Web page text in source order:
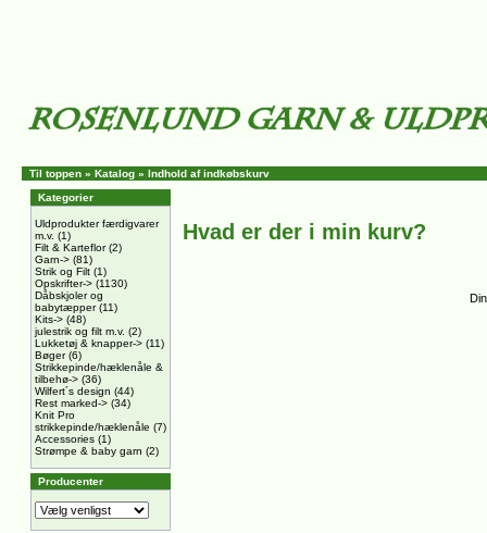
Til toppen » Katalog » Indhold af indkøbskurv
Kategorier
Uldprodukter færdigvarer
m.v. (1)
Filt & Karteflor(2)
Garn-> (81)
Strik og Filt (1)
Opskrifter-> (1130)
Dåbskjoler og
babytæpper(11)
Kits-> (48)
julestrik og filt m.v. (2)
Lukketøj & knapper-> (11)
Bøger(6)
Strikkepinde/hæklenåle &
tilbehø-> (36)
Wilfert´s design (44)
Rest marked-> (34)
Knit Pro
strikkepinde/hæklenåle (7)
Accessories (1)
Strømpe & baby garn (2)
Producenter
Hvad er der i min kurv?